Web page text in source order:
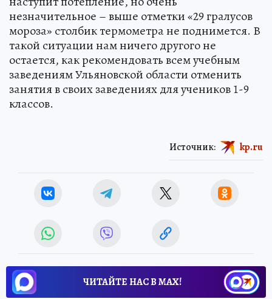
незначительное – выше отметки «29 гралусов
мороза» столбик термометра не поднимется. В
такой ситуации нам ничего другого не
остается, как рекомендовать всем учебным
заведениям Ульяновской области отменить
занятия в своих заведениях для учеников 1-9
классов.
Источник: kp.ru
ЧИТАЙТЕ НАС В МАХ!